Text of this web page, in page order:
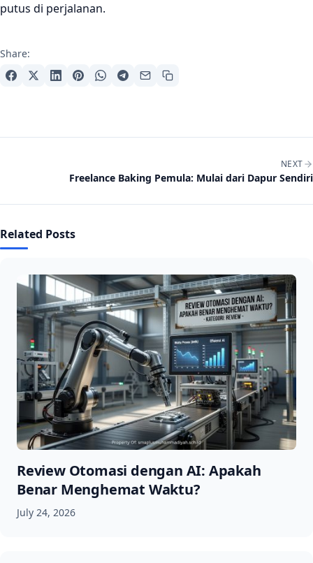
putus di perjalanan.
Share:
NEXT
Freelance Baking Pemula: Mulai dari Dapur Sendiri
Related Posts
Review Otomasi dengan AI: Apakah
Benar Menghemat Waktu?
July 24, 2026